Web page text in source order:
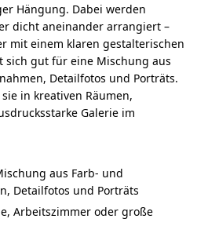
Hängung. Dabei werden
dicht aneinander arrangiert –
mit einem klaren gestalterischen
sich gut für eine Mischung aus
Detailfotos und Porträts.
in kreativen Räumen,
Galerie im
aus Farb- und
Detailfotos und Porträts
Arbeitszimmer oder große